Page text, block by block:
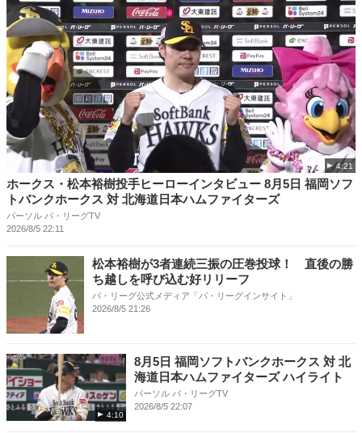
4:21
ホークス・松本裕樹投手ヒーローインタビュー 8月5日 福岡ソフ
トバンクホークス 対 北海道日本ハムファイターズ
パーソル パ・リーグTV
2026/8/5 22:11
松本裕樹が3者連続三振の圧巻投球！ 直後の勝
ち越しを呼び込む好リリーフ
パ・リーグ公式メディア「パ・リーグインサイト」
2026/8/5 21:26
4:10
8月5日 福岡ソフトバンクホークス 対 北
海道日本ハムファイターズ ハイライト
パーソル パ・リーグTV
2026/8/5 22:07